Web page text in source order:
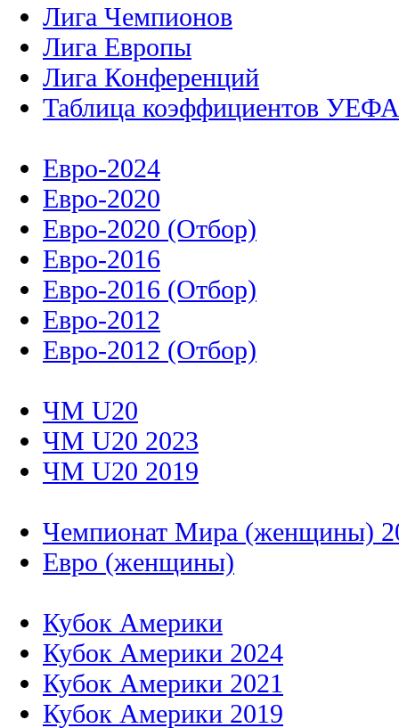
Лига Чемпионов
Лига Европы
Лига Конференций
Таблица коэффициентов УЕФА
Евро-2024
Евро-2020
Евро-2020 (Отбор)
Евро-2016
Евро-2016 (Отбор)
Евро-2012
Евро-2012 (Отбор)
ЧМ U20
ЧМ U20 2023
ЧМ U20 2019
Чемпионат Мира (женщины)
Евро (женщины)
Кубок Америки
Кубок Америки 2024
Кубок Америки 2021
Кубок Америки 2019